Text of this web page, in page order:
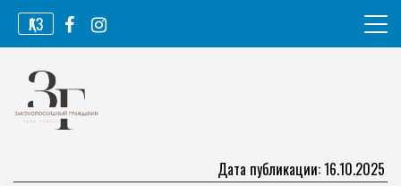
Перейти
содержимому
ҚАЗ
Законопослушный гражданин
Дата публикации: 16.10.2025